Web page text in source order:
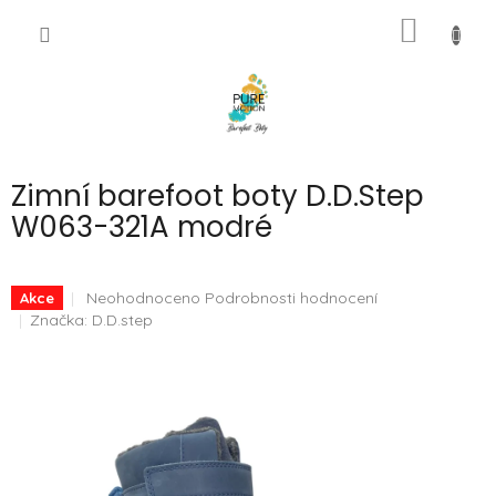
Zimní barefoot boty D.D.Step
W063-321A modré
Akce
Průměrné
hodnocení
hvězdiček.
Neohodnoceno Podrobnosti hodnocení
Značka: D.D.step